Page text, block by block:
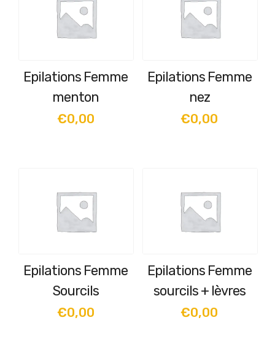
Epilations Femme
menton
€0,00
Epilations Femme
nez
€0,00
Epilations Femme
Sourcils
€0,00
Epilations Femme
sourcils + lèvres
€0,00